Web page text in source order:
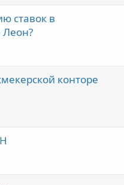
ставок в
Леон?
конторе